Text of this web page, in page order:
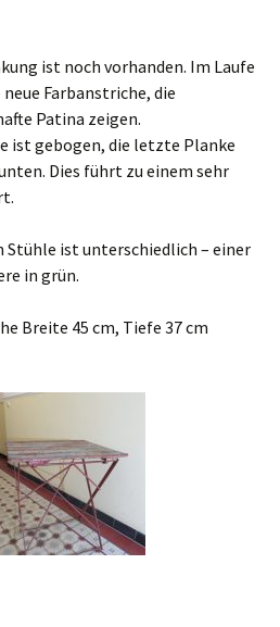
ist noch vorhanden. Im Laufe
Farbanstriche, die
Patina zeigen.
ist gebogen, die letzte Planke
Dies führt zu einem sehr
Stühle ist unterschiedlich – einer
in grün.
Breite 45 cm, Tiefe 37 cm